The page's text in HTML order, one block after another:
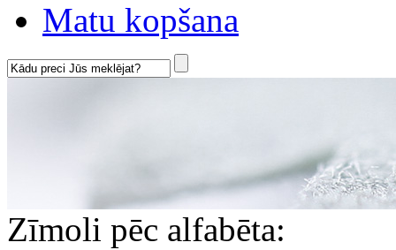
Matu kopšana
Zīmoli pēc alfabēta: